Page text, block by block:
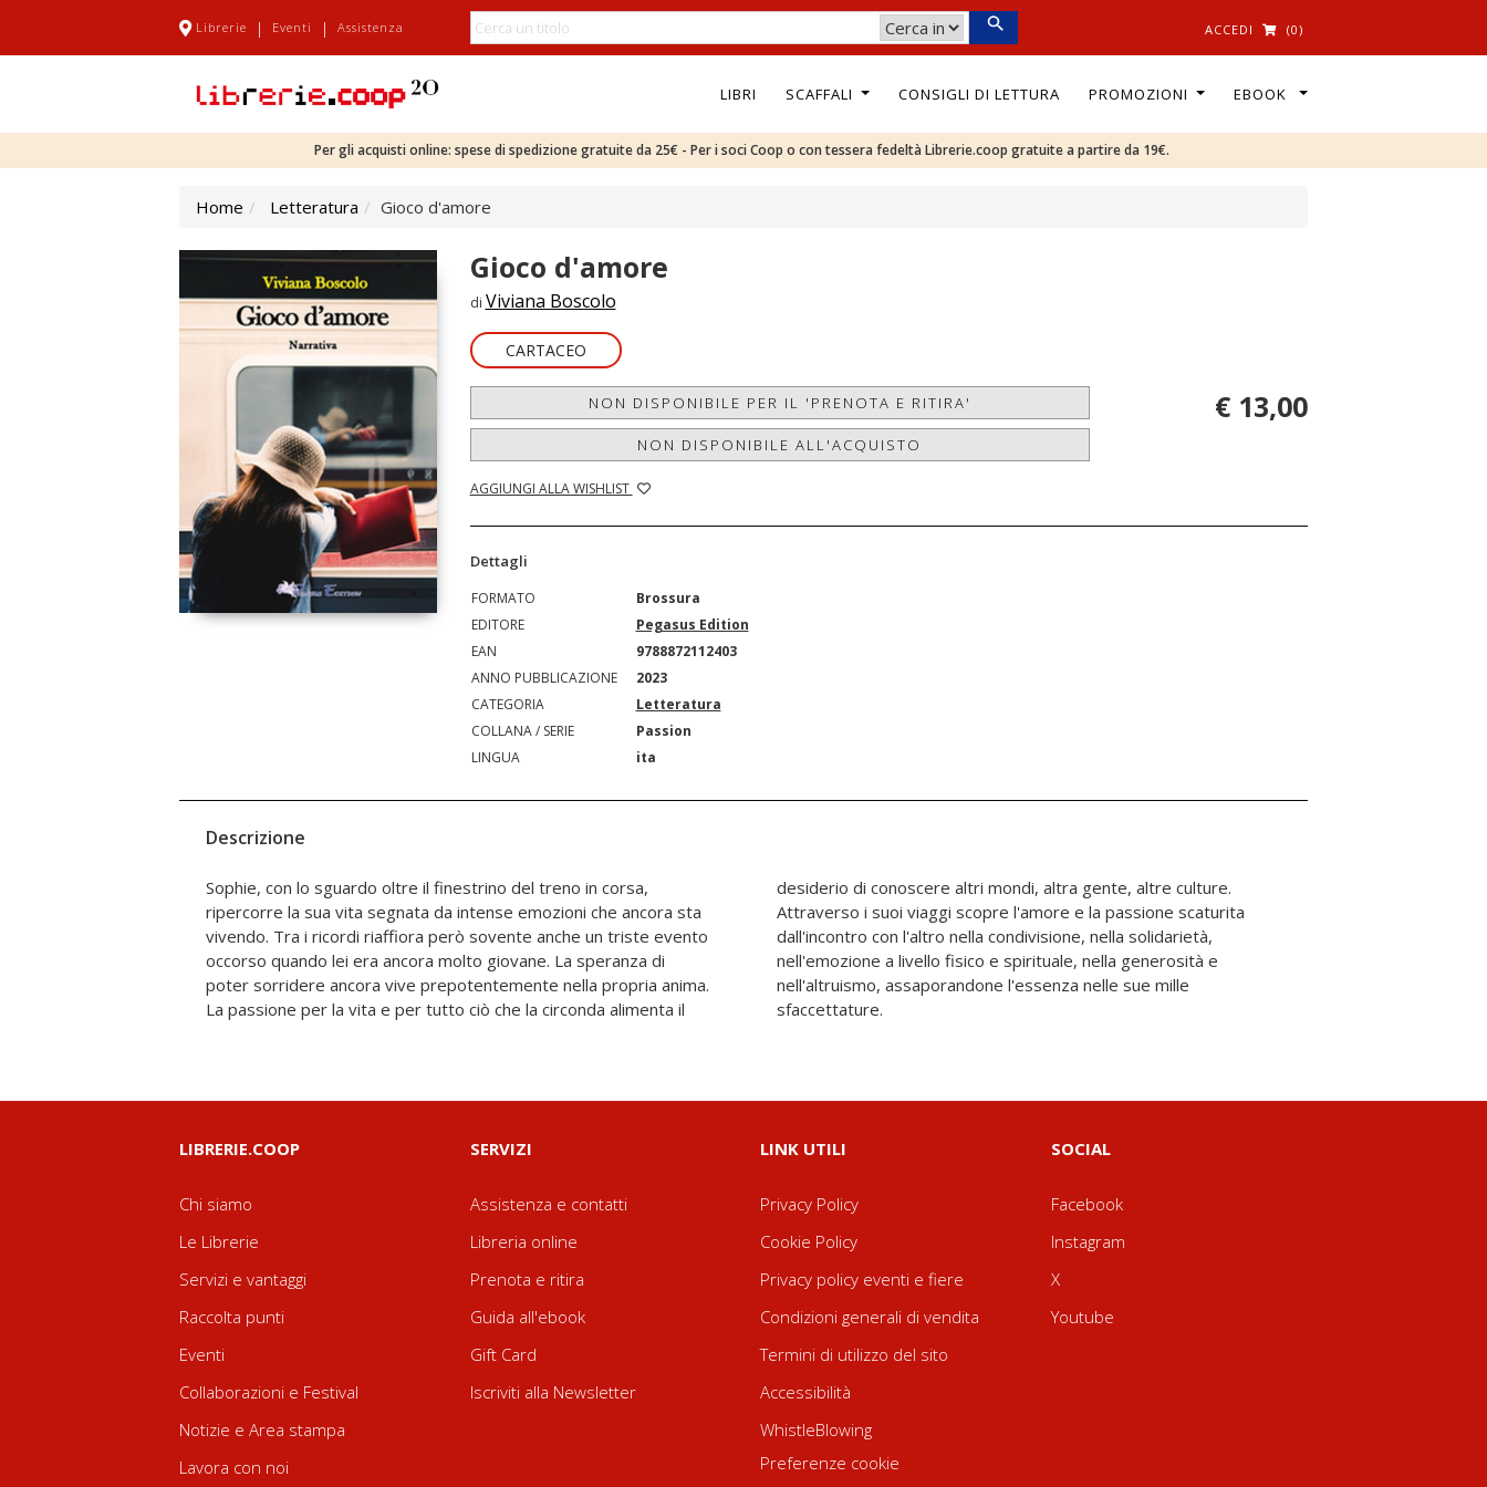
Librerie | Eventi | Assistenza ACCEDI (0)
LIBRI SCAFFALI CONSIGLI DI LETTURA PROMOZIONI EBOOK
Per gli acquisti online: spese di spedizione gratuite da 25€ - Per i soci Coop o con tessera fedeltà Librerie.coop gratuite a partire da 19€.
Home Letteratura Gioco d'amore
Gioco d'amore
di Viviana Boscolo
CARTACEO
NON DISPONIBILE PER IL 'PRENOTA E RITIRA'
NON DISPONIBILE ALL'ACQUISTO
AGGIUNGI ALLA WISHLIST
€ 13,00
Dettagli
FORMATO
Brossura
EDITORE
Pegasus Edition
EAN
9788872112403
ANNO PUBBLICAZIONE
2023
CATEGORIA
Letteratura
COLLANA / SERIE
Passion
LINGUA
ita
Descrizione
Sophie, con lo sguardo oltre il finestrino del treno in corsa,
ripercorre la sua vita segnata da intense emozioni che ancora sta
vivendo. Tra i ricordi riaffiora però sovente anche un triste evento
occorso quando lei era ancora molto giovane. La speranza di
poter sorridere ancora vive prepotentemente nella propria anima.
La passione per la vita e per tutto ciò che la circonda alimenta il
desiderio di conoscere altri mondi, altra gente, altre culture.
Attraverso i suoi viaggi scopre l'amore e la passione scaturita
dall'incontro con l'altro nella condivisione, nella solidarietà,
nell'emozione a livello fisico e spirituale, nella generosità e
nell'altruismo, assaporandone l'essenza nelle sue mille
sfaccettature.
LIBRERIE.COOP
Chi siamo
Le Librerie
Servizi e vantaggi
Raccolta punti
Eventi
Collaborazioni e Festival
Notizie e Area stampa
Lavora con noi
SERVIZI
Assistenza e contatti
Libreria online
Prenota e ritira
Guida all'ebook
Gift Card
Iscriviti alla Newsletter
LINK UTILI
Privacy Policy
Cookie Policy
Privacy policy eventi e fiere
Condizioni generali di vendita
Termini di utilizzo del sito
Accessibilità
WhistleBlowing
Preferenze cookie
SOCIAL
Facebook
Instagram
X
Youtube